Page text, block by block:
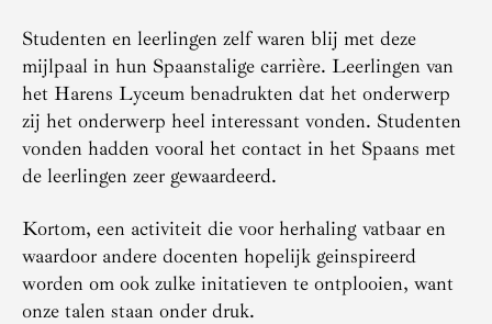
Studenten en leerlingen zelf waren blij met deze
mijlpaal in hun Spaanstalige carrière. Leerlingen van
het Harens Lyceum benadrukten dat het onderwerp
zij het onderwerp heel interessant vonden. Studenten
vonden hadden vooral het contact in het Spaans met
de leerlingen zeer gewaardeerd.
Kortom, een activiteit die voor herhaling vatbaar en
waardoor andere docenten hopelijk geinspireerd
worden om ook zulke initatieven te ontplooien, want
onze talen staan onder druk.